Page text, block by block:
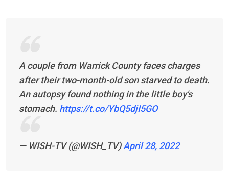
A couple from Warrick County faces charges
after their two-month-old son starved to death.
An autopsy found nothing in the little boy's
stomach. https://t.co/YbQ5djI5GO
— WISH-TV (@WISH_TV)April 28, 2022